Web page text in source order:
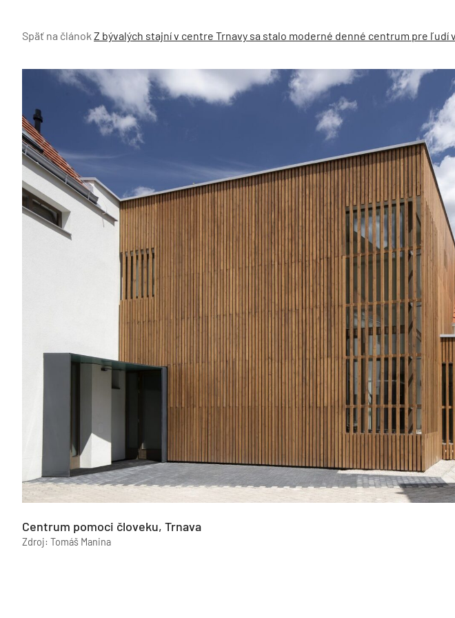
Späť na článok Z bývalých stajní v centre Trnavy sa stalo moderné denné centrum pre ľudí
Centrum pomoci človeku, Trnava
Zdroj: Tomáš Manina